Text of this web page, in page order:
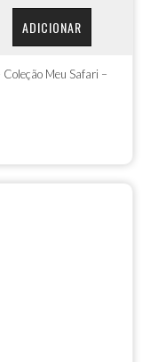
ADICIONAR
Meu Safari –